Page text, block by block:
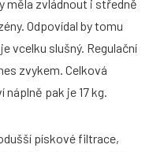
měla zvládnout i středně
Odpovídal by tomu
vcelku slušný. Regulační
zvykem. Celková
pak je 17 kg.
pískové filtrace,